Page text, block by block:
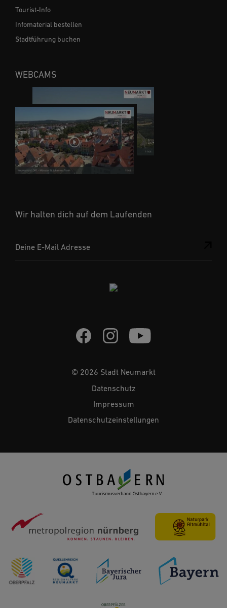
Wir halten dich auf dem Laufenden
Deine E-Mail Adresse
Tourist-Info
Infomaterial bestellen
Stadtführung buchen
WEBCAMS
© 2026 Stadt Neumarkt
Datenschutz
Impressum
Datenschutzeinstellungen